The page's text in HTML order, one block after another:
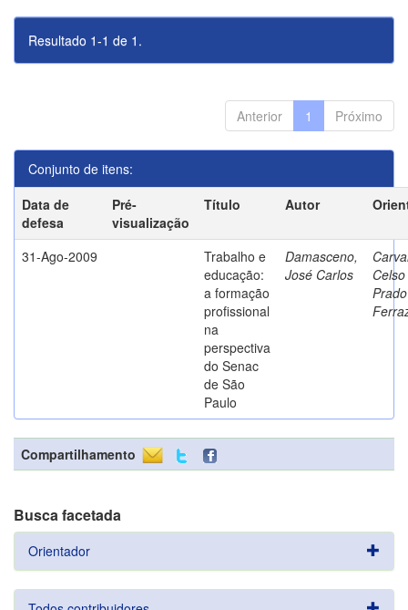
Resultado 1-1 de 1.
Anterior 1 Próximo
Conjunto de itens:
Data de
defesa
Pré-
visualização
Título Autor
31-Ago-2009
Trabalho e
educação:
a formação
profissional
na
perspectiva
do Senac
de São
Paulo
Damasceno,
José Carlos
Prado
Compartilhamento
Busca facetada
Orientador